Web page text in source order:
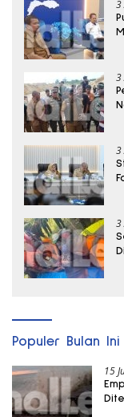
3
3
3
3
Populer Bulan Ini
15